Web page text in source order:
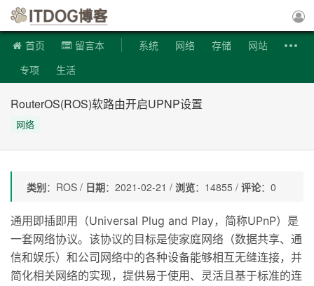
首页 留言本 系统 网络 存储
网站
专项
生活
RouterOS(ROS)软路由开启UPNP设置
网络
类别：ROS / 日期：2021-02-21 / 浏览：14855 / 评论：0
通用即插即用（Universal Plug and Play，简称UPnP）是
一套网络协议。该协议的目标是使家庭网络（数据共享、通
信和娱乐）和公司网络中的各种设备能够相互无缝连接，并
简化相关网络的实现，提供易于使用、灵活且基于标准的连